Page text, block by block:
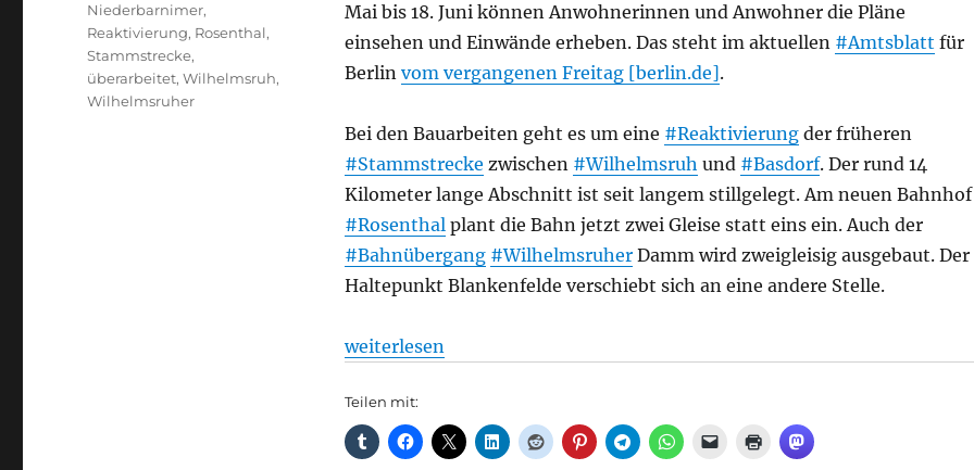
Mai bis 18. Juni können Anwohnerinnen und Anwohner die Pläne
einsehen und Einwände erheben. Das steht im aktuellen #Amtsblatt für
Berlin vom vergangenen Freitag [berlin.de].
Bei den Bauarbeiten geht es um eine #Reaktivierungder früheren
#Stammstrecke zwischen #Wilhelmsruh und #Basdorf. Der rund 14
Kilometer lange Abschnitt ist seit langem stillgelegt. Am neuen Bahnhof
#Rosenthalplant die Bahn jetzt zwei Gleise statt eins ein. Auch der
#Bahnübergang #WilhelmsruherDamm wird zweigleisig ausgebaut. Der
Haltepunkt Blankenfelde verschiebt sich an eine andere Stelle.
„Bauarbeiten verzögern sich: Pläne für Heidekrautbahn erneut geändert,
weiterlesen
Teilen mit:
Niederbarnimer,
Reaktivierung, Rosenthal,
Stammstrecke,
überarbeitet,Wilhelmsruh,
Wilhelmsruher